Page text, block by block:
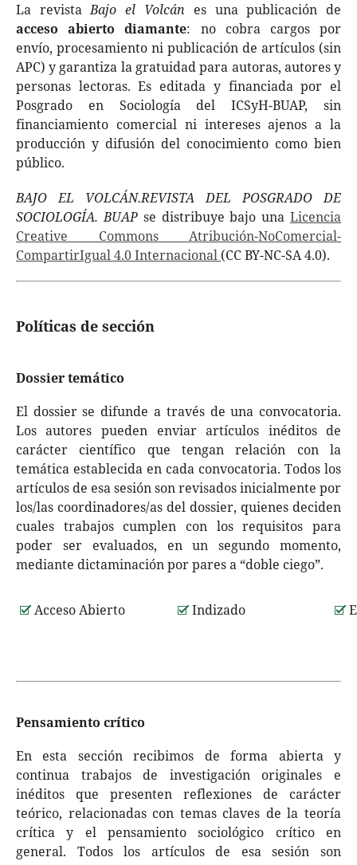
La revistaBajo el Volcán es una publicación de
acceso abierto diamante: no cobra cargos por
envío, procesamiento ni publicación de artículos (sin
APC) y garantiza la gratuidad para autoras, autores y
personas lectoras. Es editada y financiada por el
Posgrado en Sociología del ICSyH-BUAP, sin
financiamiento comercial ni intereses ajenos a la
producción y difusión del conocimiento como bien
público.
BAJO EL VOLCÁN.REVISTA DEL POSGRADO DE
SOCIOLOGÍA. BUAPse distribuye bajo unaLicencia
Creative Commons Atribución-NoComercial-
CompartirIgual 4.0 Internacional (CC BY-NC-SA 4.0).
Políticas de sección
Dossier temático
El dossier se difunde a través de una convocatoria.
Los autores pueden enviar artículos inéditos de
carácter científico que tengan relación con la
temática establecida en cada convocatoria. Todos los
artículos de esa sesión son revisados inicialmente por
los/las coordinadores/as del dossier, quienes deciden
cuales trabajos cumplen con los requisitos para
poder ser evaluados, en un segundo momento,
mediante dictaminación por pares a “doble ciego”.
Acceso Abierto Indizado
Pensamiento crítico
En esta sección recibimos de forma abierta y
continua trabajos de investigación originales e
inéditos que presenten reflexiones de carácter
teórico, relacionadas con temas claves de la teoría
crítica y el pensamiento sociológico crítico en
general. Todos los artículos de esa sesión son